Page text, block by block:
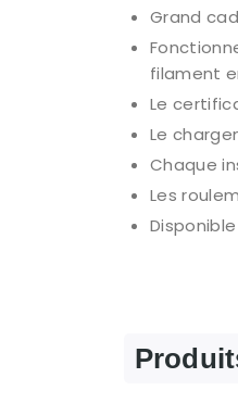
Grand
filament
Le
Le
Chaque
Les